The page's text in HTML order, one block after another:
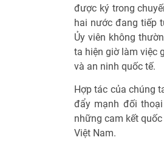
được ký trong
hai nước đang tiếp
Ủy viên không
ta hiện giờ làm việc
và an ninh quốc tế.
Hợp tác của chúng
đẩy mạnh đối
những cam kết
Việt Nam.